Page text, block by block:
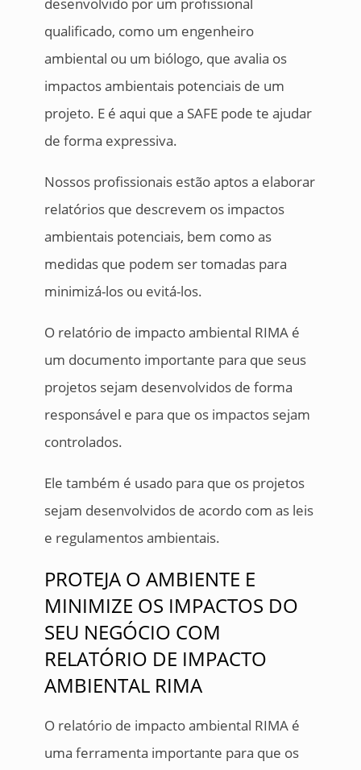
desenvolvido por um profissional
qualificado, como um engenheiro
ambiental ou um biólogo, que avalia os
impactos ambientais potenciais de um
projeto. E é aqui que a SAFE pode te ajudar
de forma expressiva.
Nossos profissionais estão aptos a elaborar
relatórios que descrevem os impactos
ambientais potenciais, bem como as
medidas que podem ser tomadas para
minimizá-los ou evitá-los.
O relatório de impacto ambiental RIMA é
um documento importante para que seus
projetos sejam desenvolvidos de forma
responsável e para que os impactos sejam
controlados.
Ele também é usado para que os projetos
sejam desenvolvidos de acordo com as leis
e regulamentos ambientais.
PROTEJA O AMBIENTE E
MINIMIZE OS IMPACTOS DO
SEU NEGÓCIO COM
RELATÓRIO DE IMPACTO
AMBIENTAL RIMA
O relatório de impacto ambiental RIMA é
uma ferramenta importante para que os